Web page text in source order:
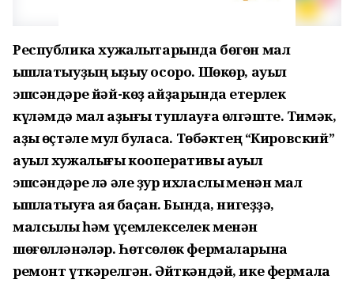
Республика хужалыҡтарында бөгөн мал
ҡышлатыуҙың ҡыҙыу осоро. Шөкөр, ауыл
эшсәндәре йәй-көҙ айҙарында етерлек
күләмдә мал аҙығы туплауға өлгәште. Тимәк,
аҙыҡ өҫтәле мул буласаҡ. Төбәктең “Кировский”
ауыл хужалығы кооперативы ауыл
эшсәндәре лә әле ҙур ихласлыҡ менән мал
ҡышлатыуға аяҡ баҫҡан. Бында, нигеҙҙә,
малсылыҡ һәм үҫемлекселек менән
шөғөлләнәләр. Һөтсөлөк фермаларына
ремонт үткәрелгән. Әйткәндәй, ике фермала